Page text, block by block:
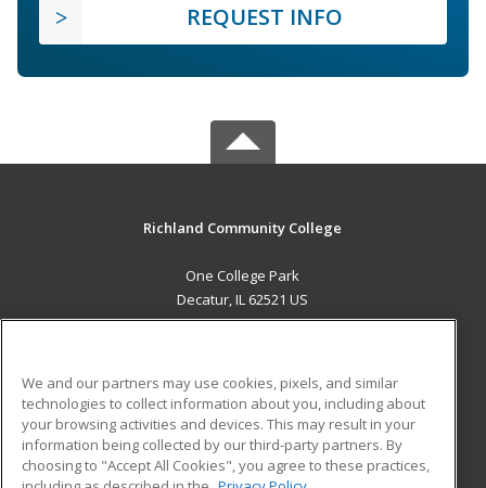
REQUEST INFO
Richland Community College
One College Park
Decatur, IL 62521 US
ADDITIONAL RESOURCES
Military
Financial Assistance
Student Blog
We and our partners may use cookies, pixels, and similar
technologies to collect information about you, including about
your browsing activities and devices. This may result in your
information being collected by our third-party partners. By
choosing to "Accept All Cookies", you agree to these practices,